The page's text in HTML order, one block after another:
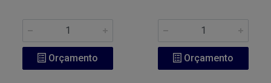
Orçamento Orçamento